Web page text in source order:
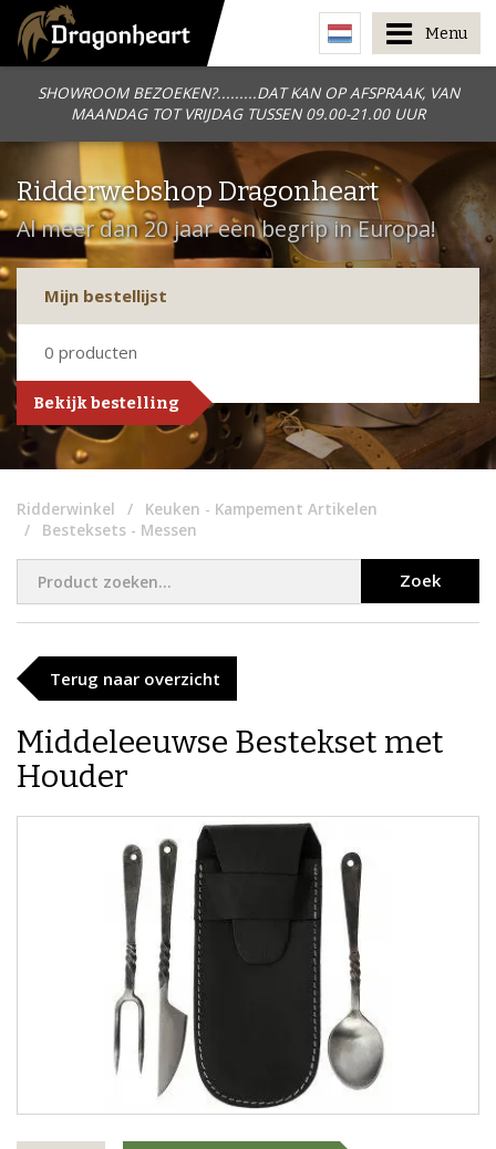
SHOWROOM BEZOEKEN?.........DAT KAN OP AFSPRAAK, VAN
MAANDAG TOT VRIJDAG TUSSEN 09.00-21.00 UUR
Menu
Ridderwebshop Dragonheart
Al meer dan 20 jaar een begrip in Europa!
Mijn bestellijst
0 producten
Bekijk bestelling
Ridderwinkel
Keuken - Kampement Artikelen
Besteksets - Messen
Zoek
Terug naar overzicht
Middeleeuwse Bestekset met
Houder